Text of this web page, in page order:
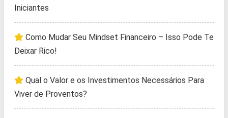
Iniciantes
Como Mudar Seu Mindset Financeiro – Isso Pode Te
Deixar Rico!
Qual o Valor e os Investimentos Necessários Para
Viver de Proventos?